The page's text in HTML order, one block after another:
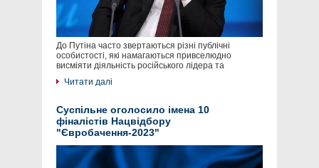
До Путіна часто звертаються різні публічні
особистості, які намагаються привселюдно
висміяти діяльність російського лідера та
Читати далі
Суспільне оголосило імена 10
фіналістів Нацвідбору
"Євробачення-2023"